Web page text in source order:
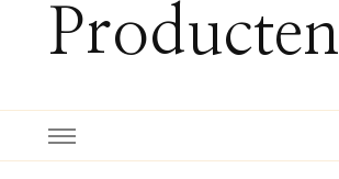
Producten